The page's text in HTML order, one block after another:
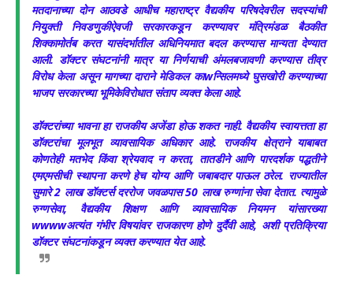
मतदानाच्या दोन आठवडे आधीच महाराष्ट्र वैद्यकीय परिषदेवरील सदस्यांची
नियुक्ती निवडणुकीऐवजी सरकारकडून करण्यावर मंत्रिमंडळ बैठकीत
शिक्कामोर्तब करत यासंदर्भातील अधिनियमात बदल करण्यास मान्यता देण्यात
आली. डॉक्टर संघटनांनी मात्र या निर्णयाची अंमलबजावणी करण्यास तीव्र
विरोध केला असून मागच्या दाराने मेडिकल काwन्सिलमध्ये घुसखोरी करण्याच्या
भाजप सरकारच्या भूमिकेविरोधात संताप व्यक्त केला आहे.
डॉक्टरांच्या भावना हा राजकीय अजेंडा होऊ शकत नाही. वैद्यकीय स्वायत्तता हा
डॉक्टरांचा मूलभूत व्यावसायिक अधिकार आहे. राजकीय क्षेत्राने याबाबत
कोणतेही मतभेद किंवा श्रेयवाद न करता, तातडीने आणि पारदर्शक पद्धतीने
एमएमसीची स्थापना करणे हेच योग्य आणि जबाबदार पाऊल ठरेल. राज्यातील
सुमारे 2 लाख डॉक्टर्स दररोज जवळपास 50 लाख रुग्णांना सेवा देतात. त्यामुळे
रुग्णसेवा, वैद्यकीय शिक्षण आणि व्यावसायिक नियमन यांसारख्या
wwwwअत्यंत गंभीर विषयांवर राजकारण होणे दुर्दैवी आहे, अशी प्रतिक्रिया
डॉक्टर संघटनांकडून व्यक्त करण्यात येत आहे.